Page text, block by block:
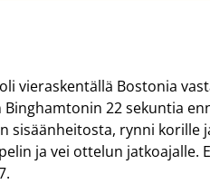
vieraskentällä Bostonia
Binghamtonin 22 sekuntia
sisäänheitosta, rynni korille
ja vei ottelun jatkoajalle.